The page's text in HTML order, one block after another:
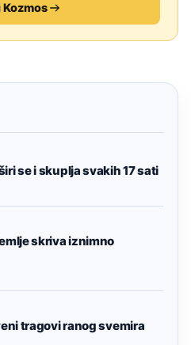
Kozmos
se i skuplja svakih 17 sati
skriva iznimno
tragovi ranog svemira